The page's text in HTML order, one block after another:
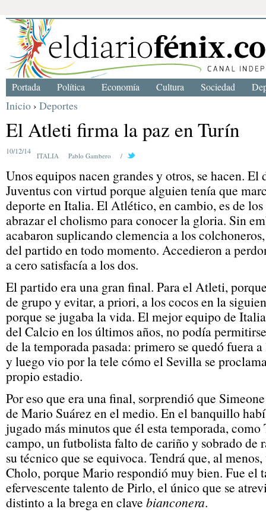
Inicio › Deportes
El Atleti firma la paz en Turín
10/12/14
ITALIA Pablo Gambero /
Unos equipos nacen grandes y otros, se hacen.
Juventus con virtud porque alguien tenía que
deporte en Italia. El Atlético, en cambio, es de los
abrazar el cholismo para conocer la gloria. Sin
acabaron suplicando clemencia a los
del partido en todo momento. Accedieron a
a cero satisfacía a los dos.
El partido era una gran final. Para el Atleti,
de grupo y evitar, a priori, a los cocos en la
porque se jugaba la vida. El mejor equipo de
del Calcio en los últimos años, no podía
de la temporada pasada: primero se quedó fuera
y luego vio por la tele cómo el Sevilla se
propio estadio.
Por eso que era una final, sorprendió que
de Mario Suárez en el medio. En el banquillo
jugado más minutos que él esta temporada,
campo, un futbolista falto de cariño y sobrado de
su técnico que se equivoca. Tendrá que, al
Cholo, porque Mario respondió muy bien. Fue el
efervescente talento de Pirlo, el único que se
distinto a la brega en clave bianconera.
Portada Política Economía Cultura Sociedad